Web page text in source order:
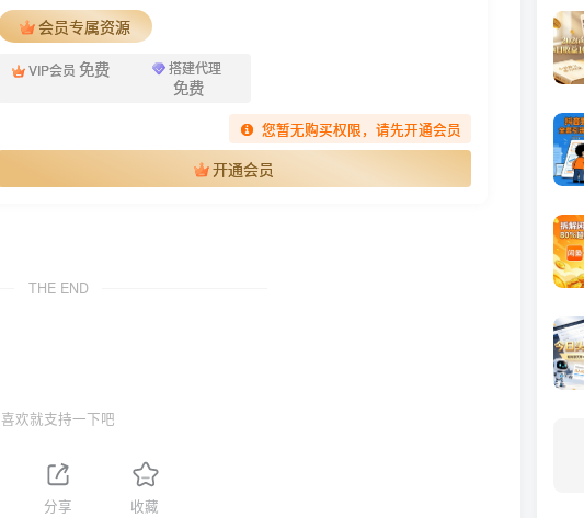
会员专属资源
VIP会员 免费 搭建代理
免费
您暂无购买权限，请先开通会员
开通会员
THE END
喜欢就支持一下吧
分享 收藏